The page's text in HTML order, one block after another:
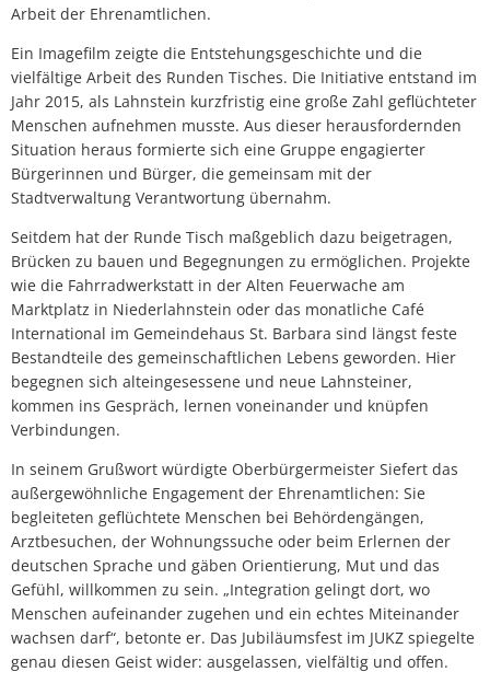
Arbeit der Ehrenamtlichen.
Ein Imagefilm zeigte die Entstehungsgeschichte und die
vielfältige Arbeit des Runden Tisches. Die Initiative entstand im
Jahr 2015, als Lahnstein kurzfristig eine große Zahl geflüchteter
Menschen aufnehmen musste. Aus dieser herausfordernden
Situation heraus formierte sich eine Gruppe engagierter
Bürgerinnen und Bürger, die gemeinsam mit der
Stadtverwaltung Verantwortung übernahm.
Seitdem hat der Runde Tisch maßgeblich dazu beigetragen,
Brücken zu bauen und Begegnungen zu ermöglichen. Projekte
wie die Fahrradwerkstatt in der Alten Feuerwache am
Marktplatz in Niederlahnstein oder das monatliche Café
International im Gemeindehaus St. Barbara sind längst feste
Bestandteile des gemeinschaftlichen Lebens geworden. Hier
begegnen sich alteingesessene und neue Lahnsteiner,
kommen ins Gespräch, lernen voneinander und knüpfen
Verbindungen.
In seinem Grußwort würdigte Oberbürgermeister Siefert das
außergewöhnliche Engagement der Ehrenamtlichen: Sie
begleiteten geflüchtete Menschen bei Behördengängen,
Arztbesuchen, der Wohnungssuche oder beim Erlernen der
deutschen Sprache und gäben Orientierung, Mut und das
Gefühl, willkommen zu sein. „Integration gelingt dort, wo
Menschen aufeinander zugehen und ein echtes Miteinander
wachsen darf“, betonte er. Das Jubiläumsfest im JUKZ spiegelte
genau diesen Geist wider: ausgelassen, vielfältig und offen.